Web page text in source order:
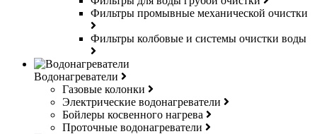
Фильтры промывные механической очистки
Фильтры колбовые и системы очистки воды
Водонагреватели
Газовые колонки
Электрические водонагреватели
Бойлеры косвенного нагрева
Проточные водонагреватели